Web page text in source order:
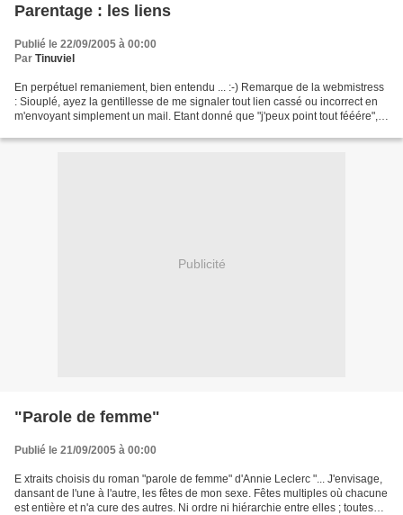
Parentage : les liens
Publié le 22/09/2005 à 00:00
Par Tinuviel
En perpétuel remaniement, bien entendu ... :-) Remarque de la webmistress
: Siouplé, ayez la gentillesse de me signaler tout lien cassé ou incorrect en
m'envoyant simplement un mail. Etant donné que "j'peux point tout fééére",
Publicité
"Parole de femme"
Publié le 21/09/2005 à 00:00
E xtraits choisis du roman "parole de femme" d'Annie Leclerc "... J'envisage,
dansant de l'une à l'autre, les fêtes de mon sexe. Fêtes multiples où chacune
est entière et n'a cure des autres. Ni ordre ni hiérarchie entre elles ; toutes